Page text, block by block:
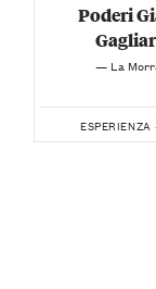
Poderi
— La